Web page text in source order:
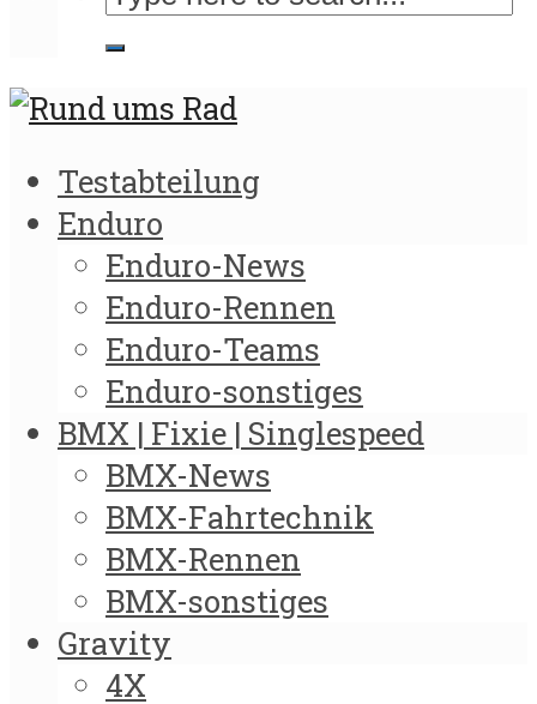
Testabteilung
Enduro
Enduro-News
Enduro-Rennen
Enduro-Teams
Enduro-sonstiges
BMX | Fixie | Singlespeed
BMX-News
BMX-Fahrtechnik
BMX-Rennen
BMX-sonstiges
Gravity
4X